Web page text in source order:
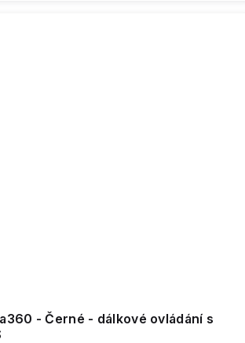
- Černé - dálkové ovládání s